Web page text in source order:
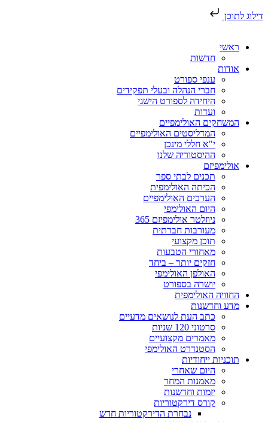
דילוג לתוכן
ראשי
חדשות
אודות
ענפי ספורט
חברי הנהלה ובעלי תפקידים
היחידה לספורט הישגי
ועדות
המשחקים האולימפיים
המדליסטים האולימפיים
י"א חללי מינכן
ההיסטוריה שלנו
אולימפיזם
תכנים לבתי ספר
הכיתה האולימפית
הערכים האולימפיים
היום האולימפי
ניוזלטר אולימפיזם 365
מעורבות חברתית
תוכן מקצועי
מאחורי הטבעות
חזקים יותר – ביחד
האולפן האולימפי
יושרה בספורט
החוויה האולימפית
מדע וחדשנות
כתב העת לנושאים מדעיים
סרטוני 120 שניות
מאמרים מקצועיים
הסטנדרט האולימפי
תוכניות ייחודיות
היום שאחרי
מאמנות המחר
יזמות וחדשנות
קורס דירקטוריות
נבחרת הדירקטוריות חדש